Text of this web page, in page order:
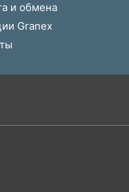
и обмена
Granex